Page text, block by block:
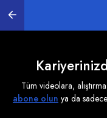
Tüm videolara,
abone olun ya da
4. Shapes
07:58